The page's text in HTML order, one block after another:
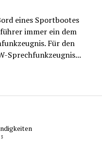
eines Sportbootes
immer ein dem
Für den
Sprechfunkzeugnis...